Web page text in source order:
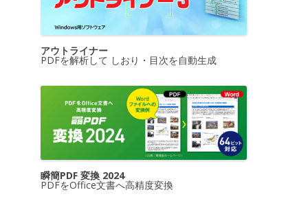
アウトライナー
PDFを解析して しおり・目次を自動生成
瞬簡PDF 変換 2024
PDFをOffice文書へ高精度変換